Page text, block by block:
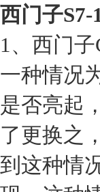
西门子
1、西门
一种情况
是否亮起
了更换之
到这种情